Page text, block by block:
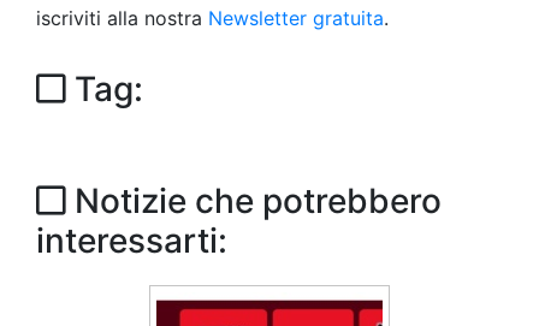
iscriviti alla nostra Newsletter gratuita.
Tag:
Notizie che potrebbero
interessarti: